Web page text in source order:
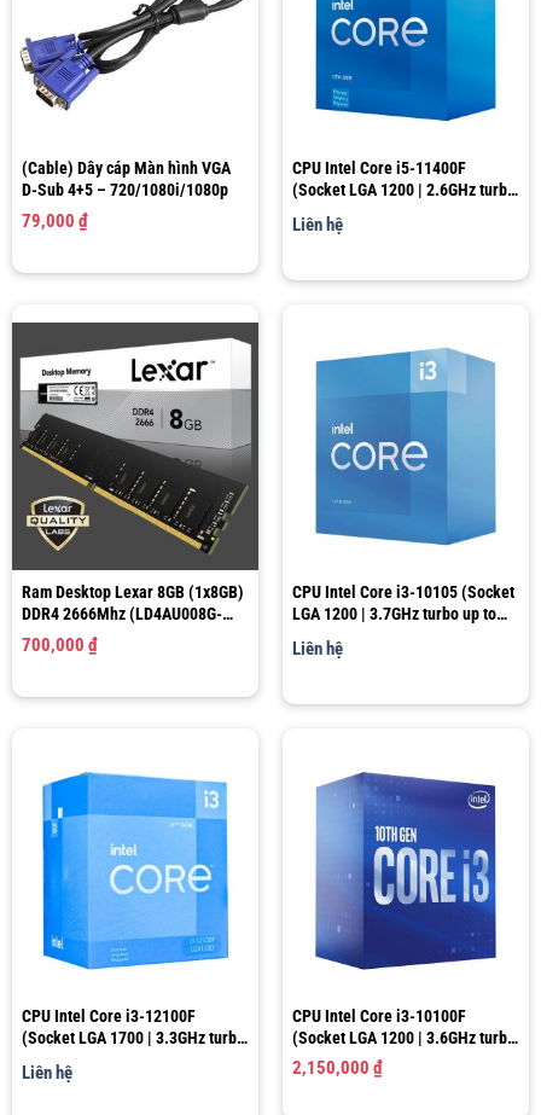
(Cable) Dây cáp Màn hình VGA
D-Sub 4+5 – 720/1080i/1080p
79,000 ₫
CPU Intel Core i5-11400F
(Socket LGA 1200 | 2.6GHz turbo
12MB Cache)
Liên hệ
Ram Desktop Lexar 8GB (1x8GB)
DDR4 2666Mhz (LD4AU008G-
R2666G)
700,000 ₫
CPU Intel Core i3-10105 (Socket
LGA 1200 | 3.7GHz turbo up to
Cache)
Liên hệ
CPU Intel Core i3-12100F
(Socket LGA 1700 | 3.3GHz turbo
12MB Cache)
Liên hệ
CPU Intel Core i3-10100F
(Socket LGA 1200 | 3.6GHz turbo
up to 4.3Ghz | 4 nhân 8 luồng |
6MB Cache)
2,150,000 ₫